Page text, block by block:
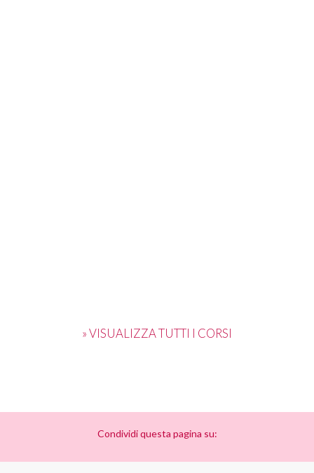
» VISUALIZZA TUTTI I CORSI
Condividi questa pagina su: